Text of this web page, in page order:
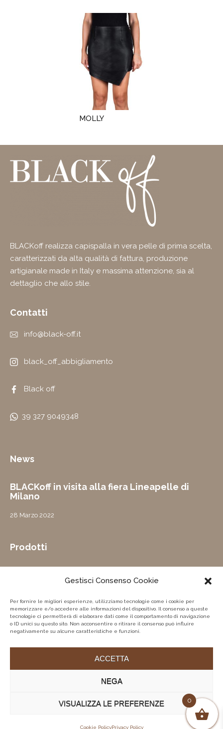
Gestisci Consenso Cookie
Per fornire le migliori esperienze, utilizziamo tecnologie come i cookie per
memorizzare e/o accedere alle informazioni del dispositivo. Il consenso a queste
tecnologie ci permetterà di elaborare dati come il comportamento di navigazione
o ID unici su questo sito. Non acconsentire o ritirare il consenso può influire
negativamente su alcune caratteristiche e funzioni.
ACCETTA
NEGA
VISUALIZZA LE PREFERENZE
Cookie PolicyPrivacy Policy
MOLLY
BLACKoff realizza capispalla in vera pelle di prima scelta,
caratterizzati da alta qualità di fattura, produzione
artigianale made in Italy e massima attenzione, sia al
dettaglio che allo stile.
Contatti
info@black-off.it
black_off_abbigliamento
Black off
39 327 9049348
News
BLACKoff in visita alla fiera Lineapelle di
Milano
28 Marzo 2022
Prodotti
donna
Capospalla
uomo
© 2026 BLACKOFF | Via Vincenzo Irolli 8/B | 80136 NAPOLI
Termini e condizioni
|
Cookie Policy|Concept by Mr Keting
0